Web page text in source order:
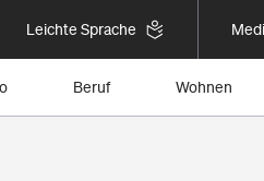
Leichte Sprache
Beruf Wohnen